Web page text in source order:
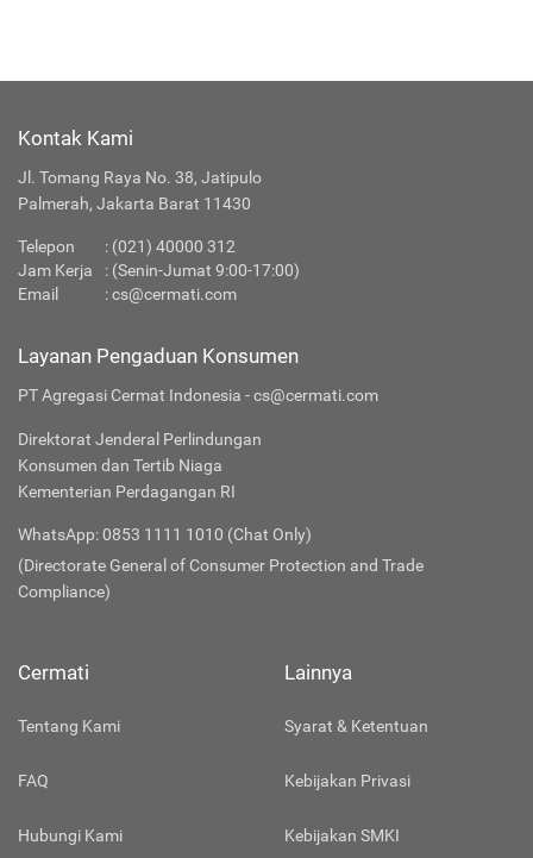
Kontak Kami
Jl. Tomang Raya No. 38, Jatipulo
Palmerah, Jakarta Barat 11430
Telepon : (021) 40000 312
Jam Kerja
: (Senin-Jumat 9:00-17:00)
Email
:cs@cermati.com
Layanan Pengaduan Konsumen
PT Agregasi Cermat Indonesia - cs@cermati.com
Direktorat Jenderal Perlindungan
Konsumen dan Tertib Niaga
Kementerian Perdagangan RI
WhatsApp: 0853 1111 1010 (Chat Only)
(Directorate General of Consumer Protection and Trade
Compliance)
Cermati
Tentang Kami
FAQ
Hubungi Kami
Lainnya
Syarat & Ketentuan
Kebijakan Privasi
Kebijakan SMKI